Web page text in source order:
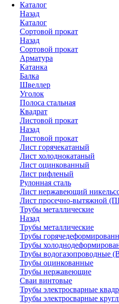
Каталог
Назад
Каталог
Сортовой прокат
Назад
Сортовой прокат
Арматура
Катанка
Балка
Швеллер
Уголок
Полоса стальная
Квадрат
Листовой прокат
Назад
Листовой прокат
Лист горячекатаный
Лист холоднокатаный
Лист оцинкованный
Лист рифленый
Рулонная сталь
Лист нержавеющий
Лист просечно-вытяжной
Трубы металлические
Назад
Трубы металлические
Трубы
Трубы
Трубы водогазопроводные
Трубы оцинкованные
Трубы нержавеющие
Сваи винтовые
Трубы электросварные
Трубы электросварные